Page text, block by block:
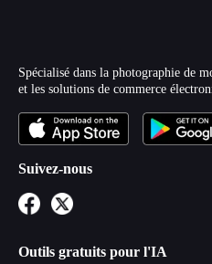
Spécialisé dans la photographie de
et les solutions de commerce
Suivez-nous
Outils gratuits pour l'IA